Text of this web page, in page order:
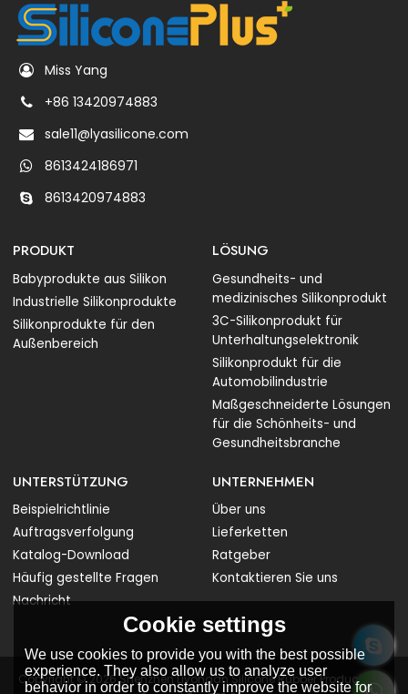
Miss Yang
+86 13420974883
sale11@lyasilicone.com
8613424186971
8613420974883
PRODUKT
Babyprodukte aus Silikon
Industrielle Silikonprodukte
Silikonprodukte für den
Außenbereich
LÖSUNG
Gesundheits- und
medizinisches Silikonprodukt
3C-Silikonprodukt für
Unterhaltungselektronik
Silikonprodukt für die
Automobilindustrie
Maßgeschneiderte Lösungen
für die Schönheits- und
Gesundheitsbranche
UNTERSTÜTZUNG
Beispielrichtlinie
Auftragsverfolgung
Katalog-Download
Häufig gestellte Fragen
Nachricht
UNTERNEHMEN
Über uns
Lieferketten
Ratgeber
Kontaktieren Sie uns
Copyright © 2026Shenzhen Liyongan Silicone Rubber Products Co.
Cookie settings
We use cookies to provide you with the best possible
experience. They also allow us to analyze user
behavior in order to constantly improve the website for